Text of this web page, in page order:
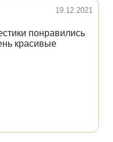
19.12.2021
понравились
красивые